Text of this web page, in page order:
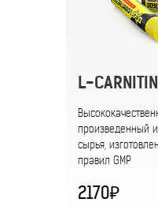
произведенный
сырья,
правил GMP
2170